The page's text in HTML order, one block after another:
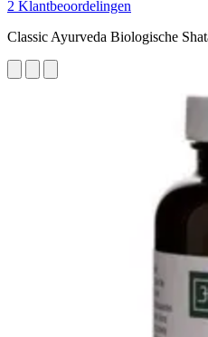
2 Klantbeoordelingen
Classic Ayurveda Biologische